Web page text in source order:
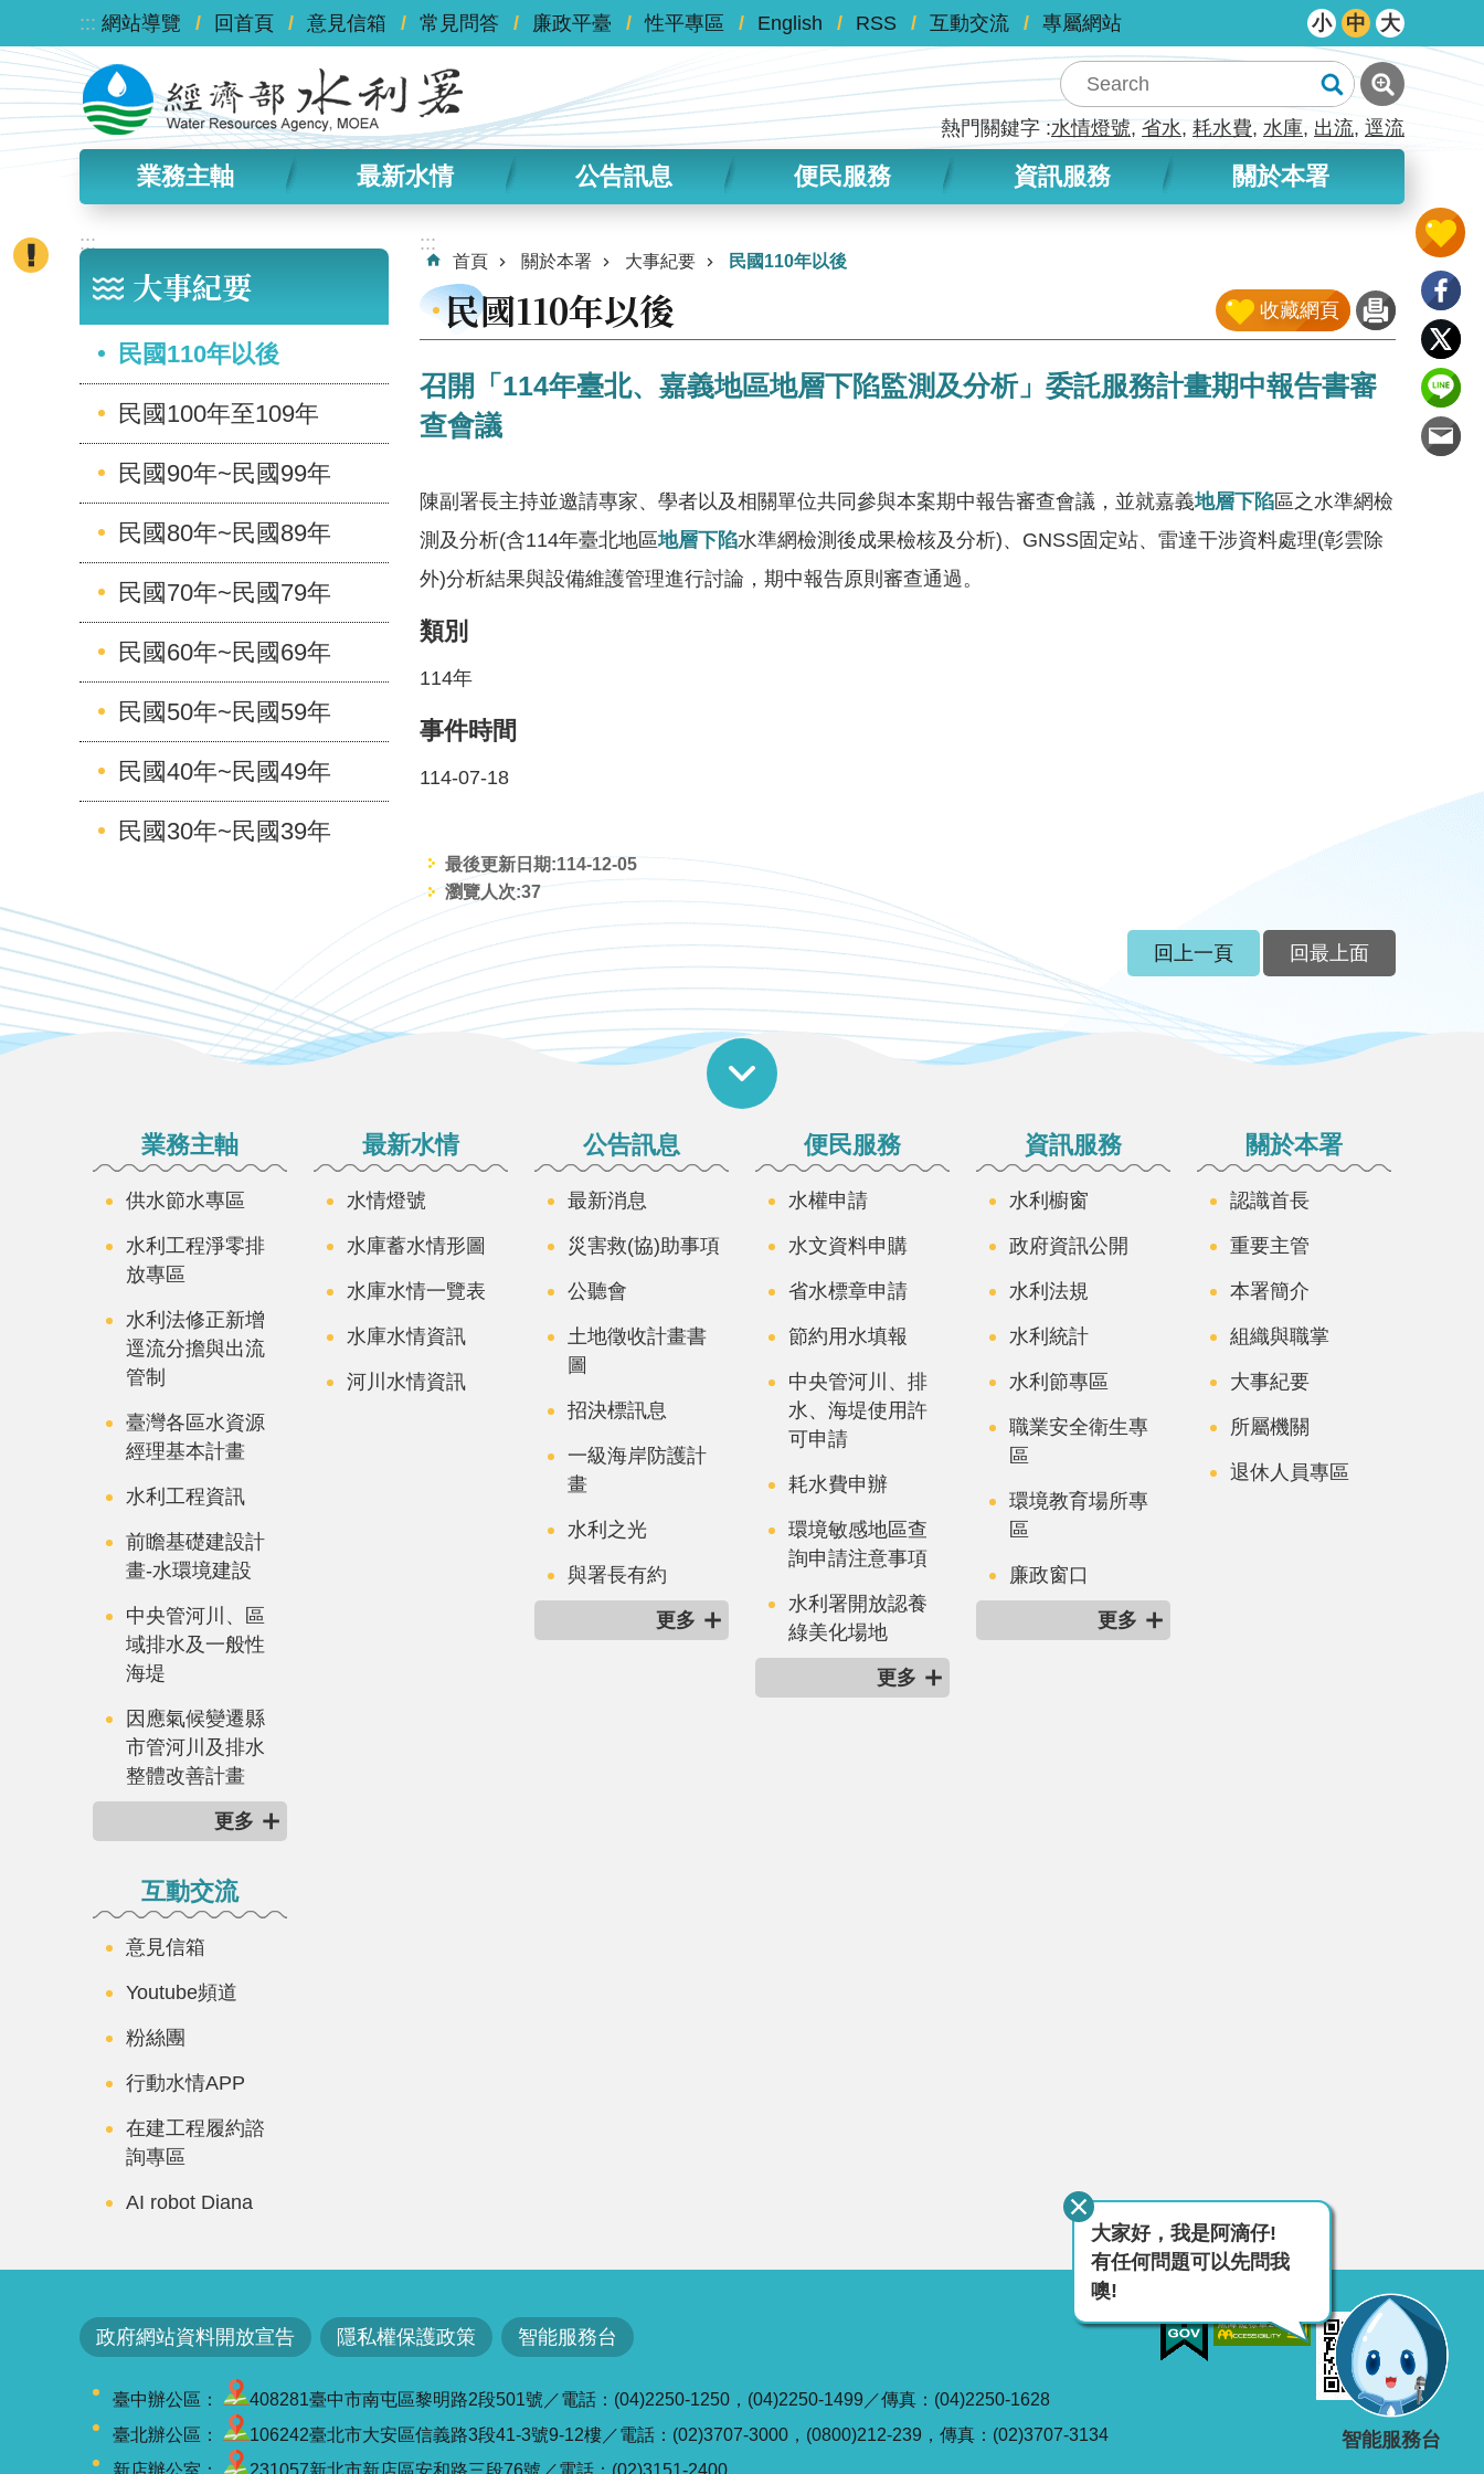
跳到主要內容區塊
::: 網站導覽 回首頁 意見信箱 常見問答 廉政平臺 性平專區 English RSS 互動交流 專屬網站 小 中 大
熱門關鍵字 水情燈號 省水 耗水費 水庫 出流 逕流
業務主軸 最新水情 公告訊息 便民服務 資訊服務 關於本署
:::
大事紀要
民國110年以後
民國100年至109年
民國90年~民國99年
民國80年~民國89年
民國70年~民國79年
民國60年~民國69年
民國50年~民國59年
民國40年~民國49年
民國30年~民國39年
:::
首頁 關於本署 大事紀要 民國110年以後
民國110年以後 收藏網頁
召開「114年臺北、嘉義地區地層下陷監測及分析」委託服務計畫期中報告書審
查會議
陳副署長主持並邀請專家、學者以及相關單位共同參與本案期中報告審查會議，並就嘉義地層下陷區之水準網檢
測及分析(含114年臺北地區地層下陷水準網檢測後成果檢核及分析)、GNSS固定站、雷達干涉資料處理(彰雲除
外)分析結果與設備維護管理進行討論，期中報告原則審查通過。
類別
114年
事件時間
114-07-18
最後更新日期:114-12-05
瀏覽人次:37
回上一頁 回最上面
業務主軸
供水節水專區
水利工程淨零排
放專區
水利法修正新增
逕流分擔與出流
管制
臺灣各區水資源
經理基本計畫
水利工程資訊
前瞻基礎建設計
畫-水環境建設
中央管河川、區
域排水及一般性
海堤
因應氣候變遷縣
市管河川及排水
整體改善計畫
更多
最新水情
水情燈號
水庫蓄水情形圖
水庫水情一覽表
水庫水情資訊
河川水情資訊
公告訊息
最新消息
災害救(協)助事項
公聽會
土地徵收計畫書
圖
招決標訊息
一級海岸防護計
畫
水利之光
與署長有約
更多
便民服務
水權申請
水文資料申購
省水標章申請
節約用水填報
中央管河川、排
水、海堤使用許
可申請
耗水費申辦
環境敏感地區查
詢申請注意事項
水利署開放認養
綠美化場地
更多
資訊服務
水利櫥窗
政府資訊公開
水利法規
水利統計
水利節專區
職業安全衛生專
區
環境教育場所專
區
廉政窗口
更多
關於本署
認識首長
重要主管
本署簡介
組織與職掌
大事紀要
所屬機關
退休人員專區
互動交流
意見信箱
Youtube頻道
粉絲團
行動水情APP
在建工程履約諮
詢專區
AI robot Diana
政府網站資料開放宣告 隱私權保護政策 智能服務台
臺中辦公區：
408281臺中市南屯區黎明路2段501號／電話：(04)2250-1250，(04)2250-1499／傳真：(04)2250-1628
臺北辦公區：
106242臺北市大安區信義路3段41-3號9-12樓／電話：(02)3707-3000，(0800)212-239，傳真：(02)3707-3134
新店辦公室：
231057新北市新店區安和路三段76號／電話：(02)3151-2400
大家好，我是阿滴仔!
有任何問題可以先問我
噢!
智能服務台